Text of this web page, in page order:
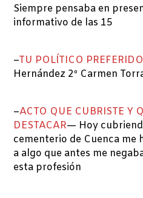
Siempre pensaba en
informativo de las 15
–TU POLÍTICO PREFERIDO
Hernández 2º Carmen
–ACTO QUE CUBRISTE Y
DESTACAR— Hoy
cementerio de Cuenca me
a algo que antes me
esta profesión